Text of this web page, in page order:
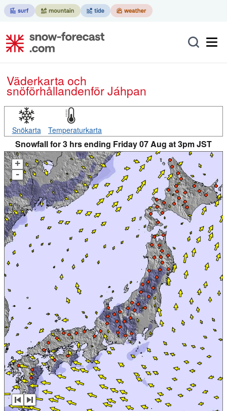
Väderkarta och
snöförhållandenför Jáhpan
Snökarta Temperaturkarta
Snowfall for 3 hrs ending Friday 07 Aug at 3pm JST
+
-